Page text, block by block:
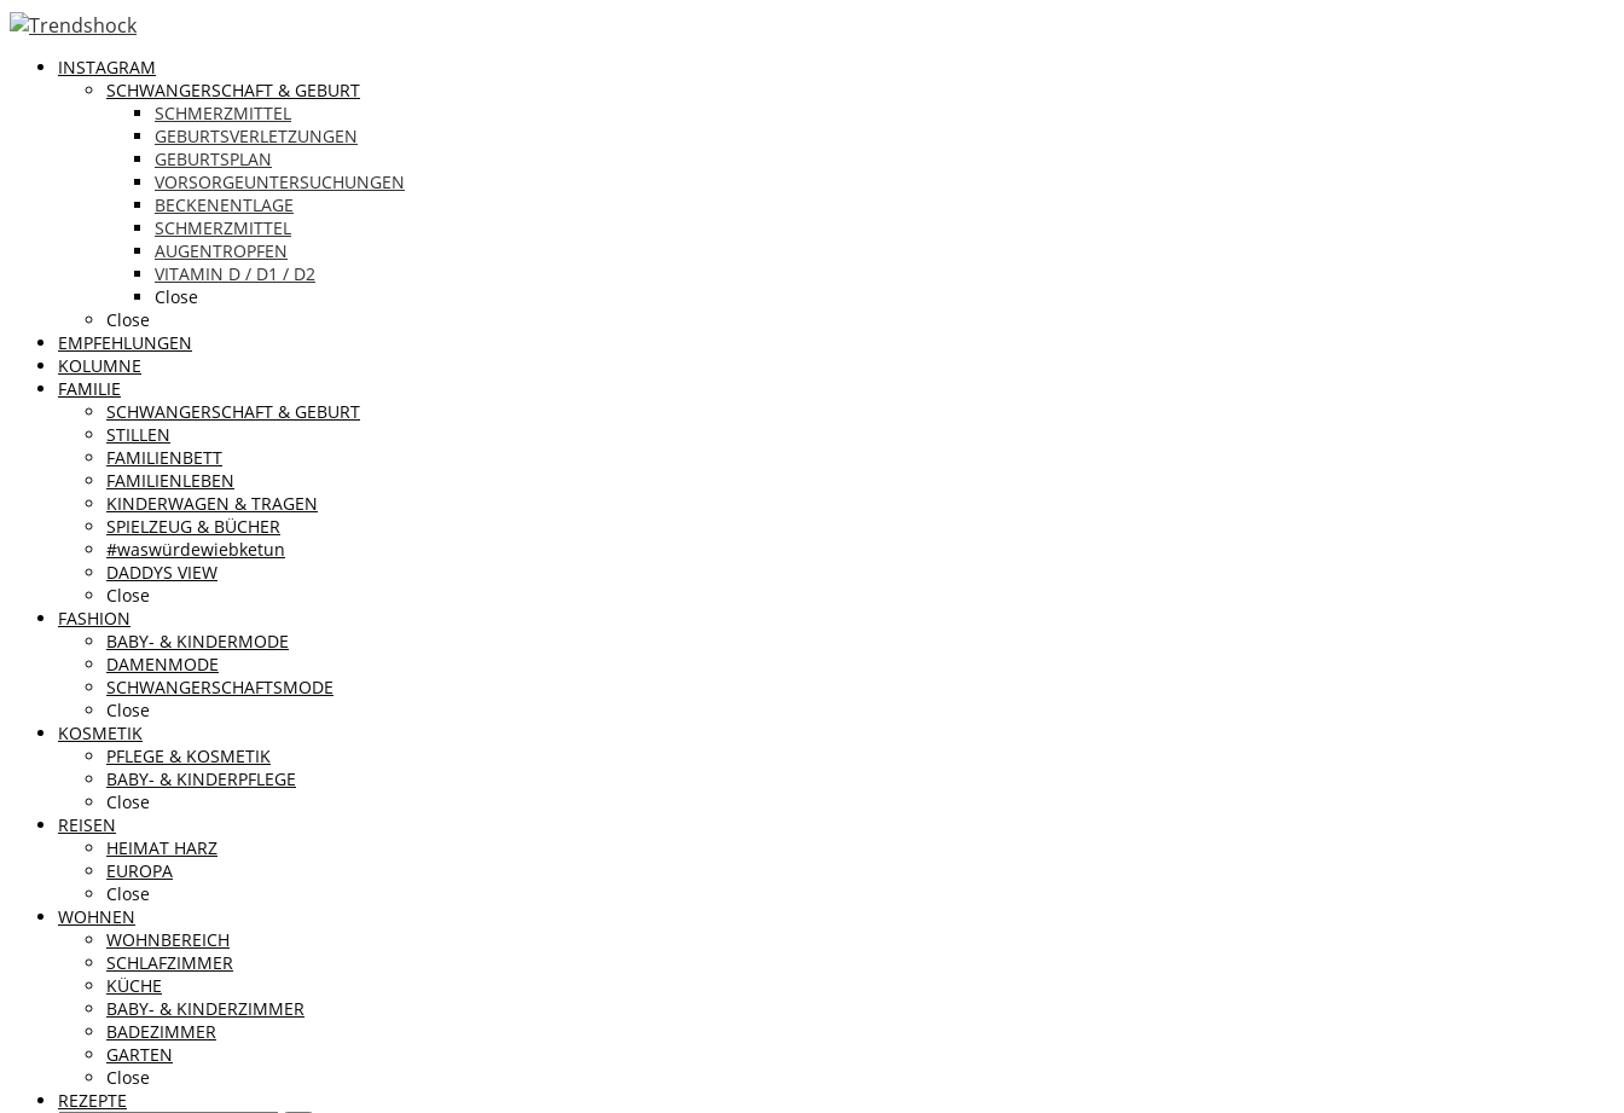
INSTAGRAM
SCHWANGERSCHAFT & GEBURT
SCHMERZMITTEL
GEBURTSVERLETZUNGEN
GEBURTSPLAN
VORSORGEUNTERSUCHUNGEN
BECKENENTLAGE
SCHMERZMITTEL
AUGENTROPFEN
VITAMIN D / D1 / D2
Close
Close
EMPFEHLUNGEN
KOLUMNE
FAMILIE
SCHWANGERSCHAFT & GEBURT
STILLEN
FAMILIENBETT
FAMILIENLEBEN
KINDERWAGEN & TRAGEN
SPIELZEUG & BÜCHER
#waswürdewiebketun
DADDYS VIEW
Close
FASHION
BABY- & KINDERMODE
DAMENMODE
SCHWANGERSCHAFTSMODE
Close
KOSMETIK
PFLEGE & KOSMETIK
BABY- & KINDERPFLEGE
Close
REISEN
HEIMAT HARZ
EUROPA
Close
WOHNEN
WOHNBEREICH
SCHLAFZIMMER
KÜCHE
BABY- & KINDERZIMMER
BADEZIMMER
GARTEN
Close
REZEPTE